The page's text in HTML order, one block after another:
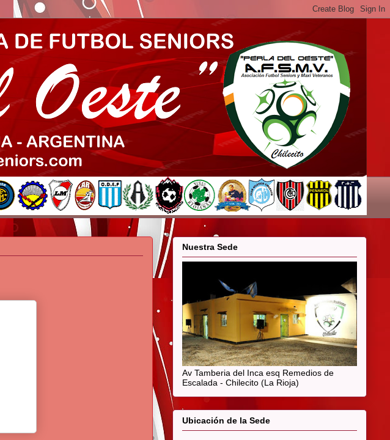
Nuestra Sede
Av Tamberia del Inca esq Remedios de
Escalada - Chilecito (La Rioja)
Ubicación de la Sede